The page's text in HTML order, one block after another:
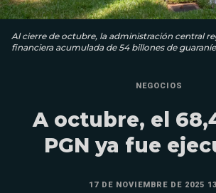
Al cierre de octubre, la administración central
financiera acumulada de 54 billones de
NEGOCIOS
A octubre, el
PGN ya fue
17 DE NOVIEMBRE DE 2025